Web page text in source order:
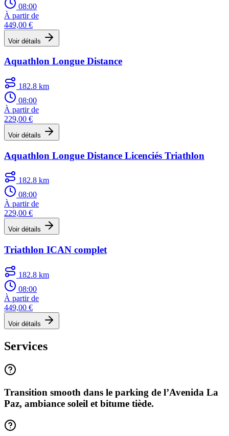
08:00
À partir de
449,00 €
Voir détails
Aquathlon Longue Distance
182.8 km
08:00
À partir de
229,00 €
Voir détails
Aquathlon Longue Distance Licenciés Triathlon
182.8 km
08:00
À partir de
229,00 €
Voir détails
Triathlon ICAN complet
182.8 km
08:00
À partir de
449,00 €
Voir détails
Services
Transition smooth dans le parking de l’Avenida La
Paz, ambiance soleil et bitume tiède.